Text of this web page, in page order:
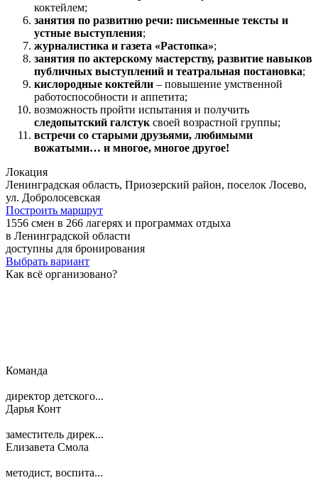
коктейлем;
занятия по развитию речи: письменные тексты и
устные выступления;
журналистика и газета «Растопка»;
занятия по актерскому мастерству, развитие навыков
публичных выступлений и театральная постановка;
кислородные коктейли – повышение умственной
работоспособности и аппетита;
возможность пройти испытания и получить
следопытский галстук своей возрастной группы;
встречи со старыми друзьями, любимыми
вожатыми… и многое, многое другое!
Локация
Ленинградская область, Приозерский район, поселок Лосево,
ул. Добролосевская
Построить маршрут
1556 смен в 266 лагерях и программах отдыха
в Ленинградской области
доступны для бронирования
Выбрать вариант
Как всё организовано?
Команда
директор детского...
Дарья Конт
заместитель дирек...
Елизавета Смола
методист, воспита...